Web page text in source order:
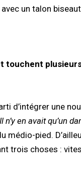
un talon
touchent
d’intégrer une
n’y en avait qu’un
médio-pied.
trois choses :